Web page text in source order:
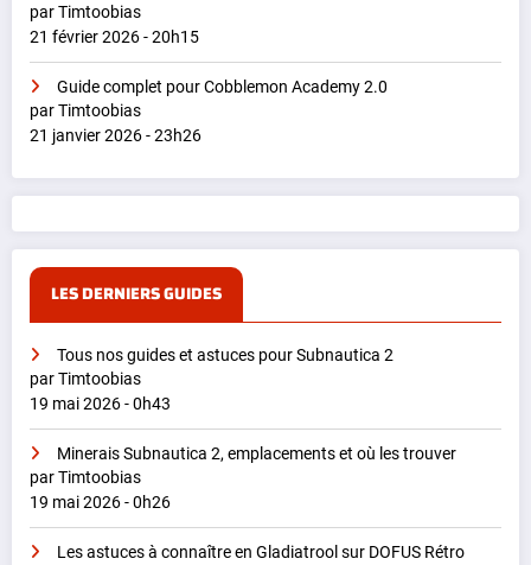
par Timtoobias
21 février 2026 - 20h15
Guide complet pour Cobblemon Academy 2.0
par Timtoobias
21 janvier 2026 - 23h26
LES DERNIERS GUIDES
Tous nos guides et astuces pour Subnautica 2
par Timtoobias
19 mai 2026 - 0h43
Minerais Subnautica 2, emplacements et où les trouver
par Timtoobias
19 mai 2026 - 0h26
Les astuces à connaître en Gladiatrool sur DOFUS Rétro